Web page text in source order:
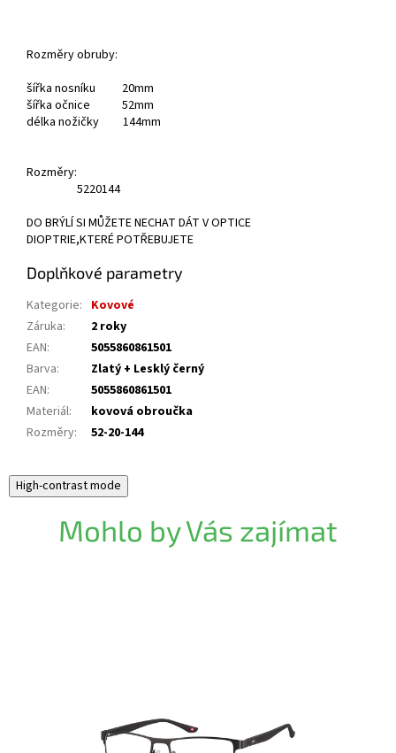
Rozměry obruby:
šířka nosníku 20mm
šířka očnice 52mm
délka nožičky 144mm
Rozměry:
5220144
DO BRÝLÍ SI MŮŽETE NECHAT DÁT V OPTICE
DIOPTRIE,KTERÉ POTŘEBUJETE
Doplňkové parametry
Kategorie: Kovové
Záruka:
2 roky
EAN:
5055860861501
Barva:
Zlatý + Lesklý černý
EAN:
5055860861501
Materiál:
kovová obroučka
Rozměry: 52-20-144
High-contrast mode
Mohlo by Vás zajímat